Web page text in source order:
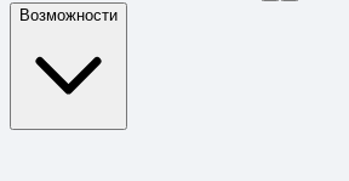
Возможности